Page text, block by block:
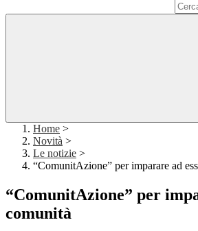
Home >
Novità >
Le notizie >
“ComunitAzione” per imparare ad
“ComunitAzione” per
comunità